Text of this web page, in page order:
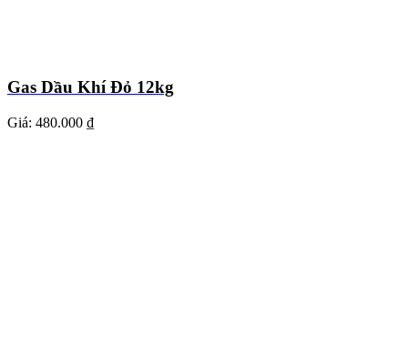
Gas Dầu Khí Đỏ 12kg
Giá: 480.000 ₫